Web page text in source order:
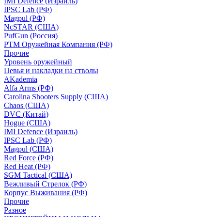
IPSC Lab (РФ)
Magpul (РФ)
NcSTAR (США)
PufGun (Россия)
РТМ Оружейная Компания (РФ)
Прочие
Уровень оружейный
Цевья и накладки на стволы
AKademia
Alfa Arms (РФ)
Carolina Shooters Supply (США)
Chaos (США)
DVC (Китай)
Hogue (США)
IMI Defence (Израиль)
IPSC Lab (РФ)
Magpul (США)
Red Force (РФ)
Red Heat (РФ)
SGM Tactical (США)
Вежливый Стрелок (РФ)
Корпус Выживания (РФ)
Прочие
Разное